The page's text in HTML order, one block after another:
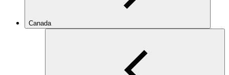
Canada